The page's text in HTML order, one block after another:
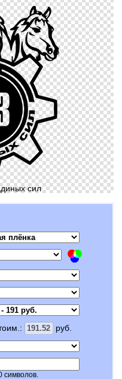
сил
руб.
символов.